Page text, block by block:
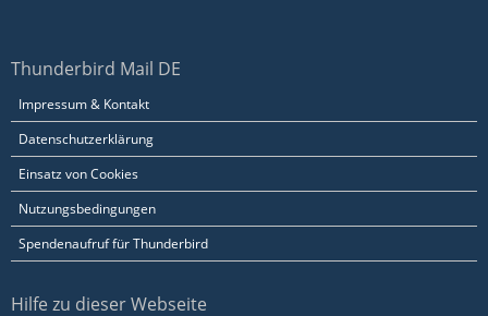
Thunderbird Mail DE
Impressum & Kontakt
Datenschutzerklärung
Einsatz von Cookies
Nutzungsbedingungen
Spendenaufruf für Thunderbird
Hilfe zu dieser Webseite